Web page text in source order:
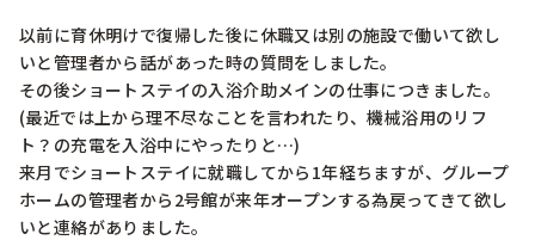
以前に育休明けで復帰した後に休職又は別の施設で働いて欲し
いと管理者から話があった時の質問をしました。
その後ショートステイの入浴介助メインの仕事につきました。
(最近では上から理不尽なことを言われたり、機械浴用のリフ
ト？の充電を入浴中にやったりと…)
来月でショートステイに就職してから1年経ちますが、グループ
ホームの管理者から2号館が来年オープンする為戻ってきて欲し
いと連絡がありました。